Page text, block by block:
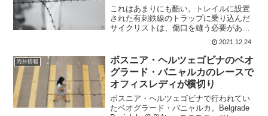
これはあまりにも酷い。トレイルに設置
された有刺鉄線のトラップに乗り込んだ
サイクリストは、傷口を縫う必要があっ
た。誰かが、わざと有刺鉄線をライダー
が通る場所に設置していたのだ。警察の
捜査が現在この事件について進行中であ
り、負傷したサイクリスト...
2021.12.24
海外情報
ボスニア・ヘルツェゴビナのベオ
グラード・バニャルカのレースで
オフィスレディが横切り
ボスニア・ヘルツェゴビナで行われてい
たベオグラード・バニャルカ。Belgrade